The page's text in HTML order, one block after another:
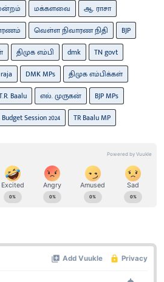
மக்களவை
ஆ. ராசா
வெள்ள நிவாரண நிதி
BJP
திமுக எம்பி dmk
TN govt
DMK MPs
திமுக எம்பிக்கள்
Baalu எல். முருகன்
BJP MPs
Budget Session 2024 TR Baalu MP